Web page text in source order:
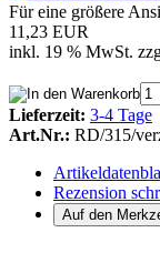
Für eine größere
11,23 EUR
inkl. 19 % MwSt.
Lieferzeit: 3-4 Tage
Art.Nr.: RD/315/
Rezension